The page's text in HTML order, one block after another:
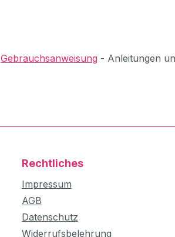
Gebrauchsanweisung - Anleitungen
Rechtliches
Impressum
AGB
Datenschutz
Widerrufsbelehrung